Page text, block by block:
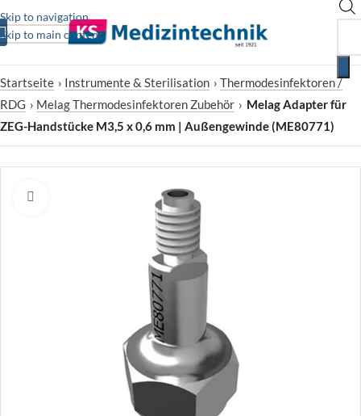
Skip to navigation
Skip to main content
Startseite › Instrumente & Sterilisation › Thermodesinfektoren /
RDG › Melag Thermodesinfektoren Zubehör › Melag Adapter für
ZEG-Handstücke M3,5 x 0,6 mm | Außengewinde (ME80771)
Zum Vergrößern klicken